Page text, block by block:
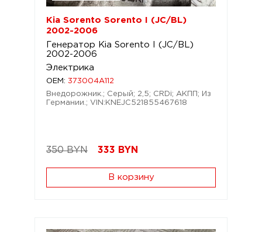
Kia Sorento Sorento I (JC/BL)
2002-2006
Генератор Kia Sorento I (JC/BL)
2002-2006
Электрика
OEM: 373004A112
Внедорожник.; Серый; 2,5; CRDi; АКПП; Из
Германии.; VIN:KNEJC521855467618
350 BYN 333 BYN
В корзину